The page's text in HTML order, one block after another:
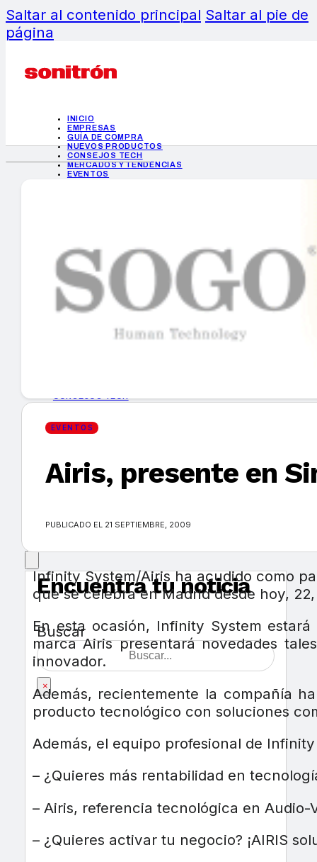
Saltar al contenido principal Saltar al pie de
página
INICIO
EMPRESAS
GUÍA DE COMPRA
NUEVOS PRODUCTOS
CONSEJOS TECH
MERCADOS Y TENDENCIAS
EVENTOS
INICIO
EMPRESAS
GUÍA DE COMPRA
MERCADOS Y TENDENCIAS
EVENTOS
Encuentra tu noticia
Buscar
×
EVENTOS
Airis, presente en
PUBLICADO EL 21 SEPTIEMBRE, 2009
Infinity System/Airis ha acudido como
que se celebra en Madrid desde hoy,
En esta ocasión, Infinity System
marca Airis presentará novedades
innovador.
Además, recientemente la compañía
producto tecnológico con soluciones
Además, el equipo profesional de
– ¿Quieres más rentabilidad en
– Airis, referencia tecnológica en
– ¿Quieres activar tu negocio? ¡AIRIS